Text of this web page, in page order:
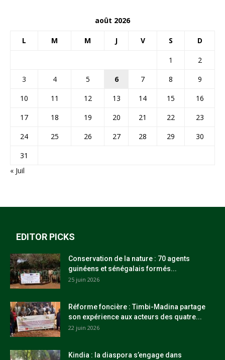
août 2026
L M M J V S D
1
2
3
4 5 6 7 8
9
10
11 12 13 14 15
16
17
18 19 20 21 22
23
24
25 26 27 28 29
30
31
« Juil
EDITOR PICKS
Conservation de la nature : 70 agents
guinéens et sénégalais formés...
25 juin 2026
Réforme foncière : Timbi-Madina partage
son expérience aux acteurs des quatre...
22 juin 2026
Kindia : la diaspora s’engage dans